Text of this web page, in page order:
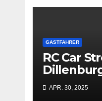
GASTFAHRER
RC Car
APR. 30, 2025